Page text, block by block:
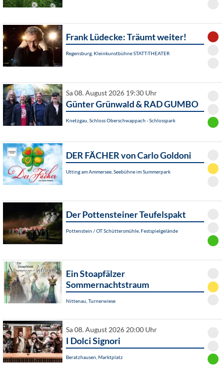
Frank Lüdecke: Träumt weiter!
Regensburg, Kleinkunstbühne STATT-THEATER
Sa 08. August 2026 19:30 Uhr
Günter Grünwald & RAD GUMBO
Knetzgau, Schloss Oberschwappach - Schlosspark
DER FÄCHER von Carlo Goldoni
Utting am Ammersee, Seebühne im Summerpark
Der Pottensteiner Teufelspakt
Pottenstein / OT Schüttersmühle, Festspielgelände
Ein Stoapfälzer
Sommernachtstraum
Nittenau, Turnerwiese
Sa 08. August 2026 20:00 Uhr
I Dolci Signori
Beratzhausen, Marktplatz